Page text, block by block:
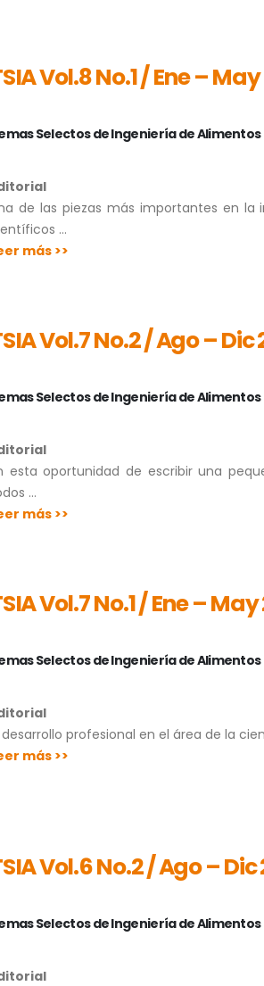
Vol.8 No.1 / Ene – May
Selectos de Ingeniería de Alimentos
de las piezas más importantes en
…
más >>
Vol.7 No.2 / Ago – Dic
Selectos de Ingeniería de Alimentos
esta oportunidad de escribir una
…
más >>
Vol.7 No.1 / Ene – May
Selectos de Ingeniería de Alimentos
desarrollo profesional en el área de la
más >>
Vol.6 No.2 / Ago – Dic
Selectos de Ingeniería de Alimentos